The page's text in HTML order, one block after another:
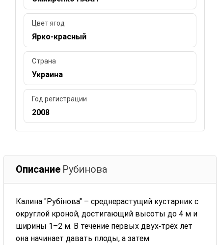
Цвет ягод
Ярко-красный
Страна
Украина
Год регистрации
2008
Описание Рубинова
Калина "Рубінова" – среднерастущий кустарник с
округлой кроной, достигающий высоты до 4 м и
ширины 1–2 м. В течение первых двух‑трёх лет
она начинает давать плоды, а затем